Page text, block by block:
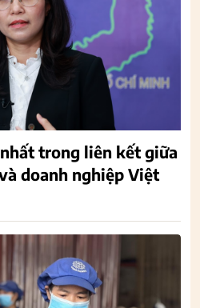
trong liên kết giữa
doanh nghiệp Việt